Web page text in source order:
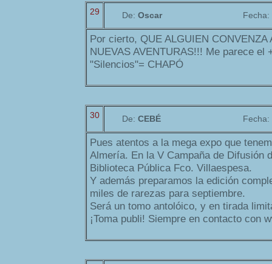
29 De: Oscar Fecha:
Por cierto, QUE ALGUIEN CONVENZA
NUEVAS AVENTURAS!!! Me parece el
"Silencios"= CHAPÓ
30 De: CEBÉ Fecha:
Pues atentos a la mega expo que
Almería. En la V Campaña de Difusión
Biblioteca Pública Fco. Villaespesa.
Y además preparamos la edición
miles de rarezas para septiembre.
Será un tomo antolóico, y en tirada
¡Toma publi! Siempre en contacto con